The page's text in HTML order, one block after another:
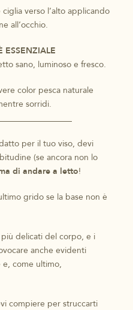
verso l’alto applicando
all’occhio.
ESSENZIALE
sano, luminoso e fresco.
color pesca naturale
sorridi.
per il tuo viso, devi
(se ancora non lo
di andare a letto!
grido se la base non è
delicati del corpo, e i
anche evidenti
e, come ultimo,
compiere per struccarti